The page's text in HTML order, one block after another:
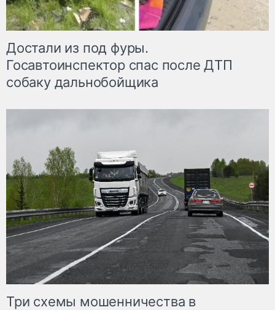
Достали из под фуры.
Госавтоинспектор спас после ДТП
собаку дальнобойщика
Три схемы мошенничества в